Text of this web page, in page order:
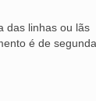
das linhas ou lãs
é de